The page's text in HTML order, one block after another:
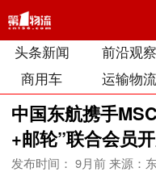
头条新闻 前沿观察
商用车
运输物流
中国东航携手
+邮轮”联合会员
发布时间： 9月前来源：